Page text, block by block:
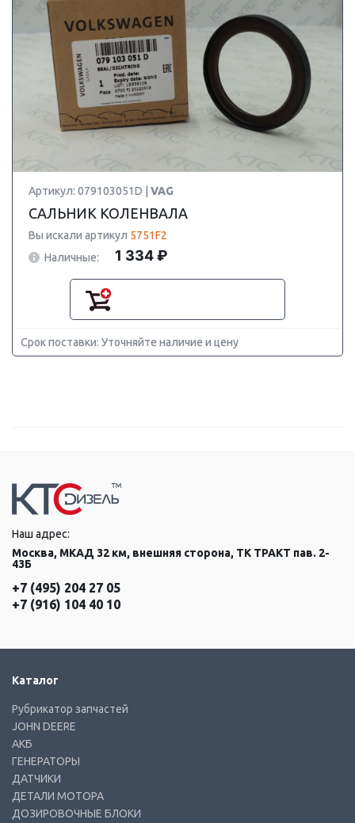
Артикул: 079103051D | VAG
САЛЬНИК КОЛЕНВАЛА
Вы искали артикул 5751F2
Наличные:
1 334 ₽
Срок поставки: Уточняйте наличие и цену
Наш адрес:
Москва, МКАД 32 км, внешняя сторона, ТК ТРАКТ пав. 2-
43Б
+7 (495) 204 27 05
+7 (916) 104 40 10
Каталог
Рубрикатор запчастей
JOHN DEERE
АКБ
ГЕНЕРАТОРЫ
ДАТЧИКИ
ДЕТАЛИ МОТОРА
ДОЗИРОВОЧНЫЕ БЛОКИ